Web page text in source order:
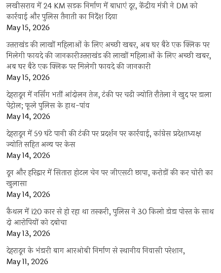
लखीसराय में 24 KM सड़क निर्माण में बाधाएं दूर, केंद्रीय मंत्री ने DM को
कार्रवाई और पुलिस तैनाती का निर्देश दिया
May 15, 2026
उत्तराखंड की लाखों महिलाओं के लिए अच्छी खबर, अब घर बैठे एक क्लिक पर
मिलेगी फायदे की जानकारीउत्तराखंड की लाखों महिलाओं के लिए अच्छी खबर,
अब घर बैठे एक क्लिक पर मिलेगी फायदे की जानकारी
May 15, 2026
देहरादून में नर्सिंग भर्ती आंदोलन तेज, टंकी पर चढ़ी ज्योति रौतेला ने खुद पर डाला
पेट्रोल; फूले पुलिस के हाथ-पांव
May 14, 2026
देहरादून में 59 घंटे पानी की टंकी पर प्रदर्शन पर कार्रवाई, कांग्रेस प्रदेशाध्यक्ष
ज्योति सहित अन्य पर केस
May 14, 2026
दून और हरिद्वार में सितारा होटल चेन पर जीएसटी छापा, करोड़ों की कर चोरी का
खुलासा
May 14, 2026
कैथल में i20 कार से हो रहा था तस्करी, पुलिस ने 30 किलो डोडा पोस्त के साथ
दो आरोपियों को दबोचा
May 13, 2026
देहरादून के भंडारी बाग आरओबी निर्माण से स्थानीय निवासी परेशान,
May 11, 2026